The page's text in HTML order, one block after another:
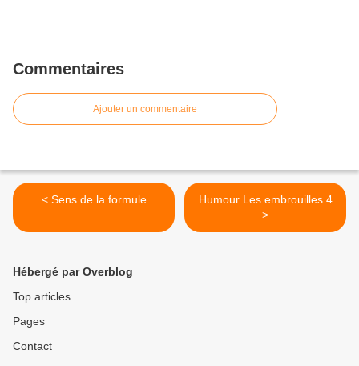
Commentaires
Ajouter un commentaire
< Sens de la formule
Humour Les embrouilles 4
>
Hébergé par Overblog
Top articles
Pages
Contact